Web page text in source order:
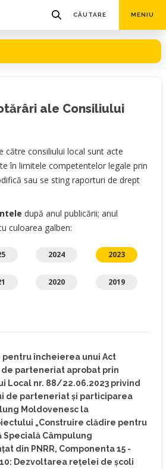
CĂUTARE MENIU
ale Consiliului
către consiliului local sunt acte
în limitele competentelor legale prin
sau se sting raporturi de drept
după anul publicării; anul
culoarea galben:
2024 2023
2020 2019
încheierea unui Act
parteneriat aprobat prin
Local nr. 88/22.06.2023 privind
de parteneriat și participarea
Moldovenesc la
„Construire clădire pentru
Specială Câmpulung
din PNRR, Componenta 15 -
Dezvoltarea rețelei de școli